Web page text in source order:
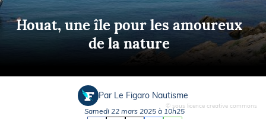
Houat, une île pour les amoureux
de la nature
© sous licence creative commons
Par Le Figaro Nautisme
Samedi 22 mars 2025 à 10h25